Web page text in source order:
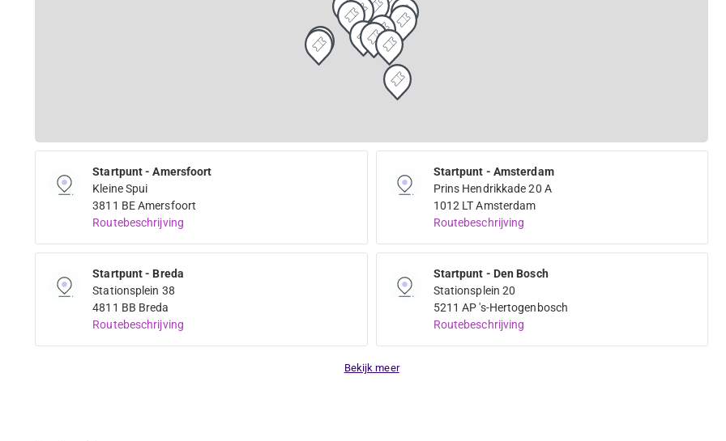
Startpunt - Amersfoort
Kleine Spui
3811 BE Amersfoort
Routebeschrijving
Startpunt - Amsterdam
Prins Hendrikkade 20 A
1012 LT Amsterdam
Routebeschrijving
Startpunt - Breda
Stationsplein 38
4811 BB Breda
Routebeschrijving
Startpunt - Den Bosch
Stationsplein 20
5211 AP 's-Hertogenbosch
Routebeschrijving
Bekijk meer